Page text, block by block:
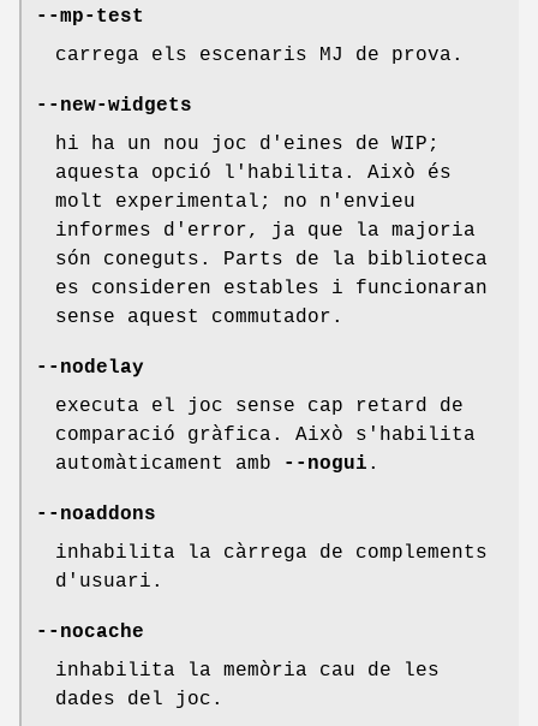
--mp-test
carrega els escenaris MJ de prova.
--new-widgets
hi ha un nou joc d'eines de WIP;
aquesta opció l'habilita. Això és
molt experimental; no n'envieu
informes d'error, ja que la majoria
són coneguts. Parts de la biblioteca
es consideren estables i funcionaran
sense aquest commutador.
--nodelay
executa el joc sense cap retard de
comparació gràfica. Això s'habilita
automàticament amb
--nogui .
--noaddons
inhabilita la càrrega de complements
d'usuari.
--nocache
inhabilita la memòria cau de les
dades del joc.